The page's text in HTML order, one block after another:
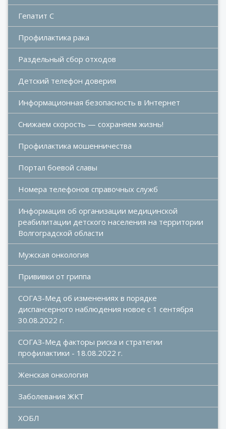
Гепатит С
Профилактика рака
Раздельный сбор отходов
Детский телефон доверия
Информационная безопасность в Интернет
Снижаем скорость — сохраняем жизнь!
Профилактика мошенничества
Портал боевой славы
Номера телефонов справочных служб
Информация об организации медицинской
реабилитации детского населения на территории
Волгоградской области
Мужская онкология
Прививки от гриппа
СОГАЗ-Мед об изменениях в порядке
диспансерного наблюдения новое с 1 сентября
30.08.2022 г.
СОГАЗ-Мед факторы риска и стратегии
профилактики - 18.08.2022 г.
Женская онкология
Заболевания ЖКТ
ХОБЛ